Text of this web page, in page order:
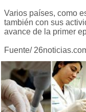
Varios países, como
también con sus
avance de la primer
Fuente/